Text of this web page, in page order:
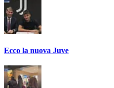
Ecco la nuova Juve